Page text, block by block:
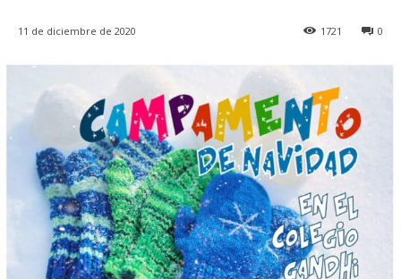
11 de diciembre de 2020 0
1721